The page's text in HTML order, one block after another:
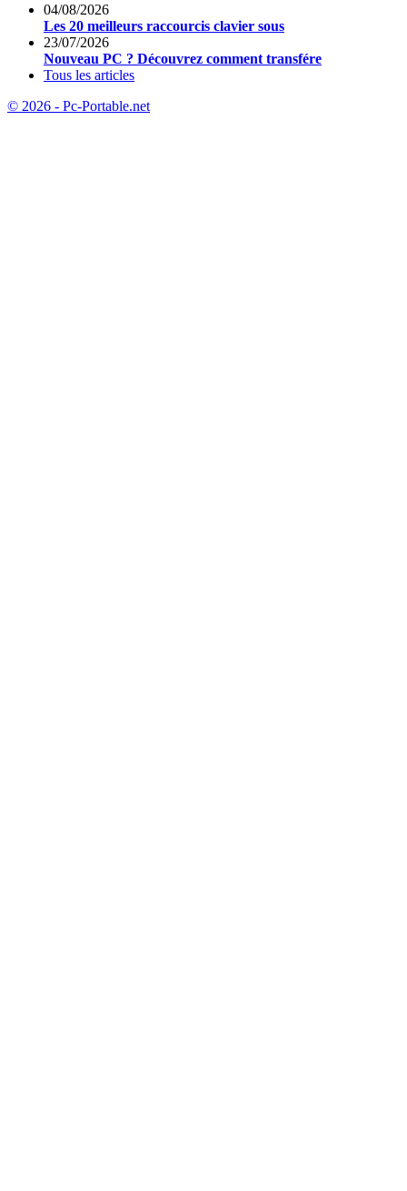
04/08/2026
Les 20 meilleurs raccourcis clavier sous
23/07/2026
Nouveau PC ? Découvrez comment transfére
Tous les articles
© 2026 - Pc-Portable.net